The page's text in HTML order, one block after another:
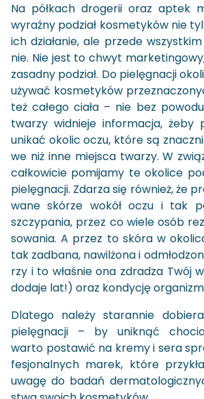
Na pół­kach dro­ge­rii oraz aptek
wy­raź­ny po­dział ko­sme­ty­ków nie
ich dzia­ła­nie, ale przede
nie. Nie jest to chwyt
za­sad­ny po­dział. Do pie­lę­gna­cji
uży­wać ko­sme­ty­ków
też ca­łe­go ciała – nie bez
twa­rzy wid­nie­je in­for­ma­cja, żeby
uni­kać oko­lic oczu, które są
we niż inne miej­sca twa­rzy. W
cał­ko­wi­cie po­mi­ja­my te oko­li­ce
pie­lę­gna­cji. Zda­rza się rów­nież, że
wa­ne skó­rze wokół oczu i tak
szczy­pa­nia, przez co wiele osób
so­wa­nia. A przez to skóra w
tak za­dba­na, na­wil­żo­na i
rzy i to wła­śnie ona zdra­dza Twój
do­da­je lat!) oraz kon­dy­cję
Dla­te­go na­le­ży sta­ran­nie
pie­lę­gna­cji – by unik­nąć
warto po­sta­wić na kremy i sera
fe­sjo­nal­nych marek, które
uwagę do badań